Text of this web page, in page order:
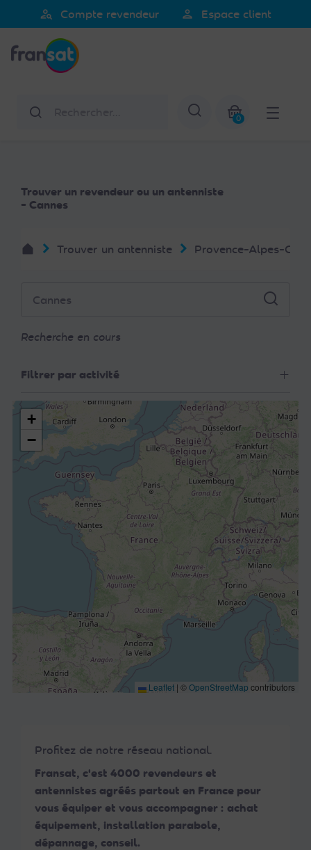
noter
Ce
comprend
person_search Compte revendeur person Espace client
Afficher la
0
Trouver un revendeur ou un antenniste
- Cannes
Trouver un antenniste Provence-Alpes-
Recherche en cours
Filtrer par activité
Profitez de notre réseau national.
Fransat, c'est 4000 revendeurs et
antennistes agréés partout en France pour
vous équiper et vous accompagner : achat
équipement, installation parabole,
dépannage, conseil.
+
−
Leaflet | ©OpenStreetMap contributors